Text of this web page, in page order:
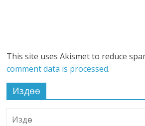
This site uses Akismet to reduce
comment data is processed.
Издөө